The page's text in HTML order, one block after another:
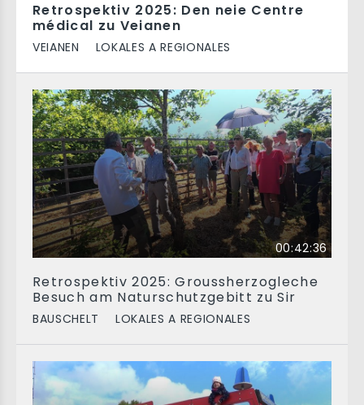
Retrospektiv 2025: Den neie Centre
médical zu Veianen
VEIANEN LOKALES A REGIONALES
00:42:36
Retrospektiv 2025: Groussherzogleche
Besuch am Naturschutzgebitt zu Sir
BAUSCHELT LOKALES A REGIONALES